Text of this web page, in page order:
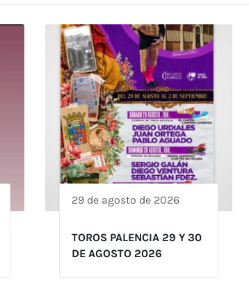
29 de agosto de 2026
TOROS PALENCIA 29 Y 30
DE AGOSTO 2026